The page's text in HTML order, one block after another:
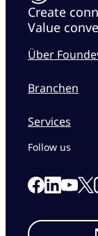
Create
Value
Über
Branchen
Services
Follow us
Link to our
Link toLink to